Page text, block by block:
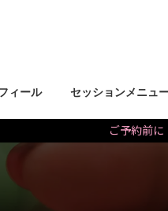
ィール セッションメニュ
ご予約前に